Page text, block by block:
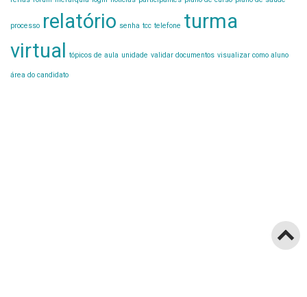
processo relatório senha tcc telefone turma
virtual
tópicos de aula unidade validar documentos visualizar como aluno
área do candidato